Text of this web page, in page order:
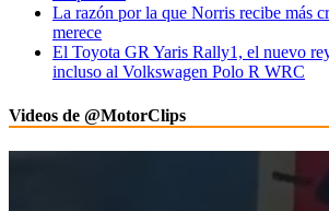
La razón por la que Norris recibe más
merece
El Toyota GR Yaris Rally1, el nuevo
incluso al Volkswagen Polo R WRC
Videos de @MotorClips